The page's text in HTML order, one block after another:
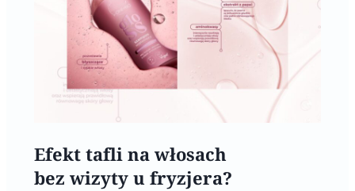
Efekt tafli na włosach
bez wizyty u fryzjera?